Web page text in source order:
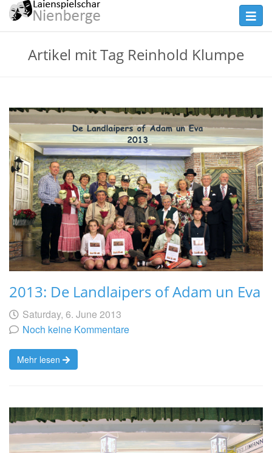
Skip
to
content
Theater
Nienberge
Artikel mit Tag Reinhold Klumpe
2013: De Landlaipers of Adam un Eva
Geschrieben
von
am Saturday, 6. June 2013
Noch keine Kommentare
Mehr lesen